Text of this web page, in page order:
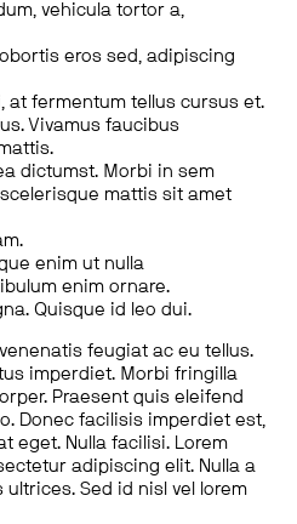
vehicula tortor a,
eros sed, adipiscing
at fermentum tellus cursus et.
Vivamus faucibus
dictumst. Morbi in sem
mattis sit amet
enim ut nulla
enim ornare.
Quisque id leo dui.
feugiat ac eu tellus.
imperdiet. Morbi fringilla
Praesent quis eleifend
Donec facilisis imperdiet est,
eget. Nulla facilisi. Lorem
adipiscing elit. Nulla a
Sed id nisl vel lorem